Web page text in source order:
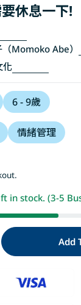
休息一下!
Momoko Abe）
化
6 - 9歲
情緒管理
in stock. (3-5
For 我是太陽
Quantity For
Add